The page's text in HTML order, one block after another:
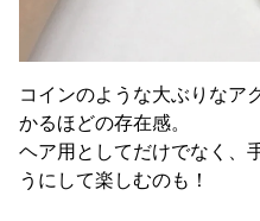
コインのような大ぶりなア
かるほどの存在感。
ヘア用としてだけでなく、
うにして楽しむのも！